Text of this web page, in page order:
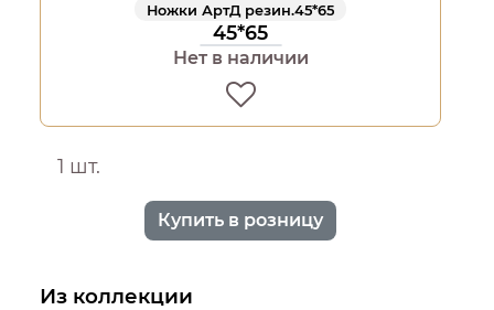
Ножки АртД резин.45*65
45*65
Нет в наличии
1 шт.
Купить в розницу
Из коллекции